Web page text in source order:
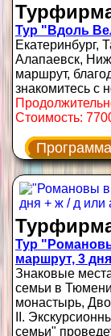
Тур "Вдоль
Екатеринбург,
Алапаевск,
маршрут,
знакомитесь с
Стоимость:
Тур
маршрут, 3
Знаковые
семьи в
монастырь,
II.
семьи"